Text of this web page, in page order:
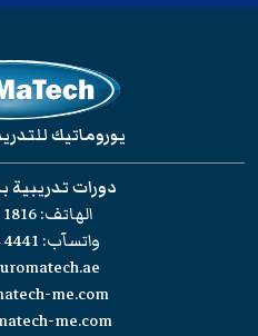
يوروماتيك
دورات تدريبية
الهاتف:
واتسآب:4441
me.com
me.com